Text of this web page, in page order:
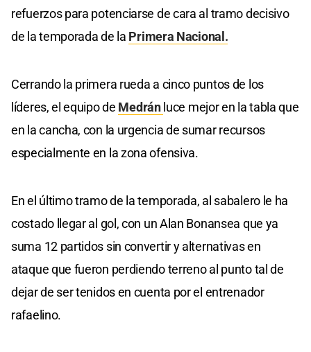
refuerzos para potenciarse de cara al tramo decisivo
de la temporada de la Primera Nacional.
Cerrando la primera rueda a cinco puntos de los
líderes, el equipo de Medránluce mejor en la tabla que
en la cancha, con la urgencia de sumar recursos
especialmente en la zona ofensiva.
En el último tramo de la temporada, al sabalero le ha
costado llegar al gol, con un Alan Bonansea que ya
suma 12 partidos sin convertir y alternativas en
ataque que fueron perdiendo terreno al punto tal de
dejar de ser tenidos en cuenta por el entrenador
rafaelino.